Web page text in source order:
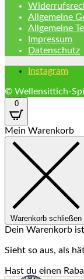
Allgemeine
Allgemeine
Impressum
Datenschutz
Instagram
© Wellensittich-
0
Mein Warenkorb
Warenkorb schließen
Dein Warenkorb
Sieht so aus, als
Hast du einen